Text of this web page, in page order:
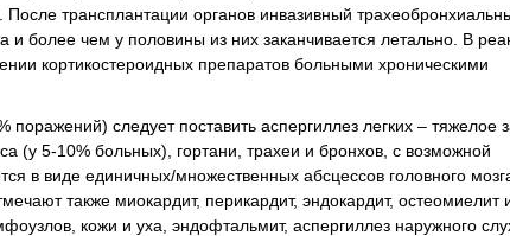
трансплантации органов инвазивный
и более чем у половины из них заканчивается летально. В
кортикостероидных препаратов больными хроническими
следует поставить аспергиллез легких – тяжелое
(у 5-10% больных), гортани, трахеи и бронхов, с возможной
в виде единичных/множественных абсцессов головного
также миокардит, перикардит, эндокардит, остеомиелит
кожи и уха, эндофтальмит, аспергиллез наружного